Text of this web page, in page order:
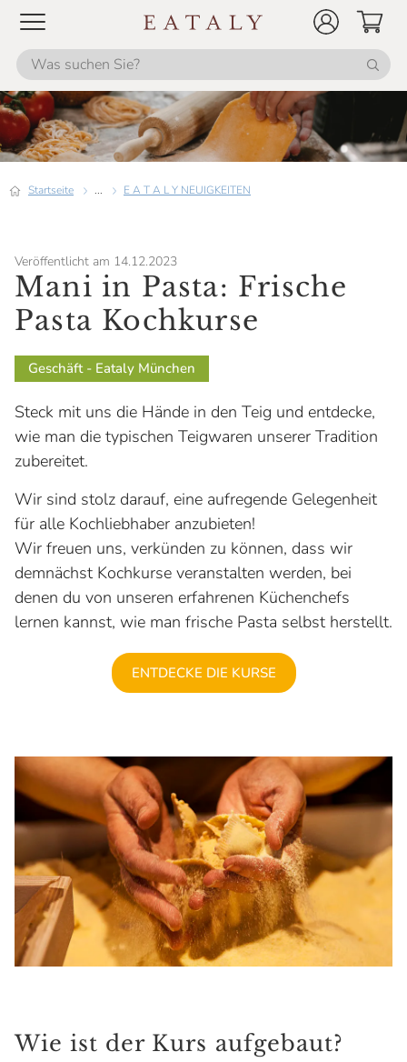
Startseite ... E A T A L Y NEUIGKEITEN
Veröffentlicht am 14.12.2023
Mani in Pasta: Frische
Pasta Kochkurse
Geschäft - Eataly München
Steck mit uns die Hände in den Teig und entdecke,
wie man die typischen Teigwaren unserer Tradition
zubereitet.
Wir sind stolz darauf, eine aufregende Gelegenheit
für alle Kochliebhaber anzubieten!
Wir freuen uns, verkünden zu können, dass wir
demnächst Kochkurse veranstalten werden, bei
denen du von unseren erfahrenen Küchenchefs
lernen kannst, wie man frische Pasta selbst herstellt.
ENTDECKE DIE KURSE
Wie ist der Kurs aufgebaut?